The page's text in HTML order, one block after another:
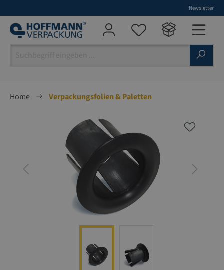
Newsletter
Home
Verpackungsfolien & Paletten
Bildergalerie überspringen